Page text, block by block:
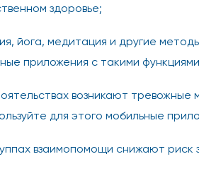
здоровье;
йога, медитация и другие
приложения с такими
возникают
для этого мобильные
взаимопомощи снижают